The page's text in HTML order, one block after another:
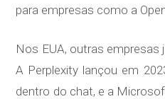
para empresas como a
Nos EUA, outras empresas
A Perplexity lançou em
dentro do chat, e a